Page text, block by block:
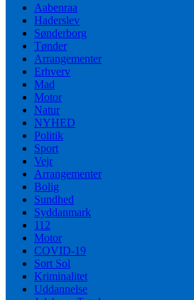
Aabenraa
Haderslev
Sønderborg
Tønder
Arrangementer
Erhverv
Mad
Motor
Natur
NYHED
Politik
Sport
Vejr
Arrangementer
Bolig
Sundhed
Syddanmark
112
Motor
COVID-19
Sort Sol
Kriminalitet
Uddannelse